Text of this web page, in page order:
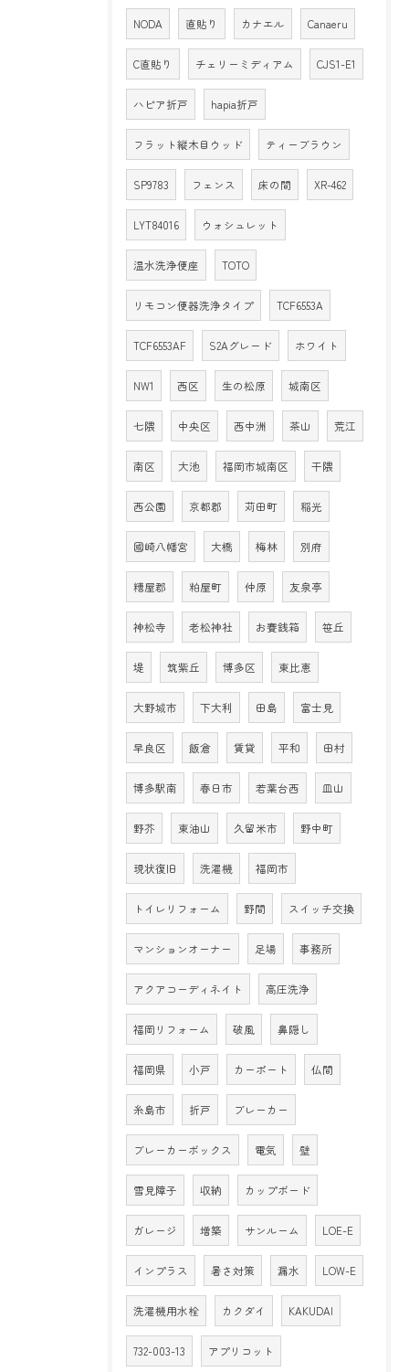
NODA 直貼り カナエル Canaeru
C直貼り チェリーミディアム CJS1-E1
ハピア折戸 hapia折戸
フラット縦木目ウッド ティーブラウン
SP9783 フェンス 床の間 XR-462
LYT84016 ウォシュレット
温水洗浄便座 TOTO
リモコン便器洗浄タイプ TCF6553A
TCF6553AF S2Aグレード ホワイト
NW1 西区 生の松原 城南区
七隈 中央区 西中洲 茶山 荒江
南区 大池 福岡市城南区 干隈
西公園 京都郡 苅田町 稲光
國崎八幡宮 大橋 梅林 別府
糟屋郡 粕屋町 仲原 友泉亭
神松寺 老松神社 お賽銭箱 笹丘
堤 筑紫丘 博多区 東比恵
大野城市 下大利 田島 富士見
早良区 飯倉 賃貸 平和 田村
博多駅南 春日市 若葉台西 皿山
野芥 東油山 久留米市 野中町
現状復旧 洗濯機 福岡市
トイレリフォーム 野間 スイッチ交換
マンションオーナー 足場 事務所
アクアコーディネイト 高圧洗浄
福岡リフォーム 破風 鼻隠し
福岡県 小戸 カーポート 仏間
糸島市 折戸 ブレーカー
ブレーカーボックス 電気 壁
雪見障子 収納 カップボード
ガレージ 増築 サンルーム LOE-E
インプラス 暑さ対策 漏水 LOW-E
洗濯機用水栓 カクダイ KAKUDAI
732-003-13 アプリコット